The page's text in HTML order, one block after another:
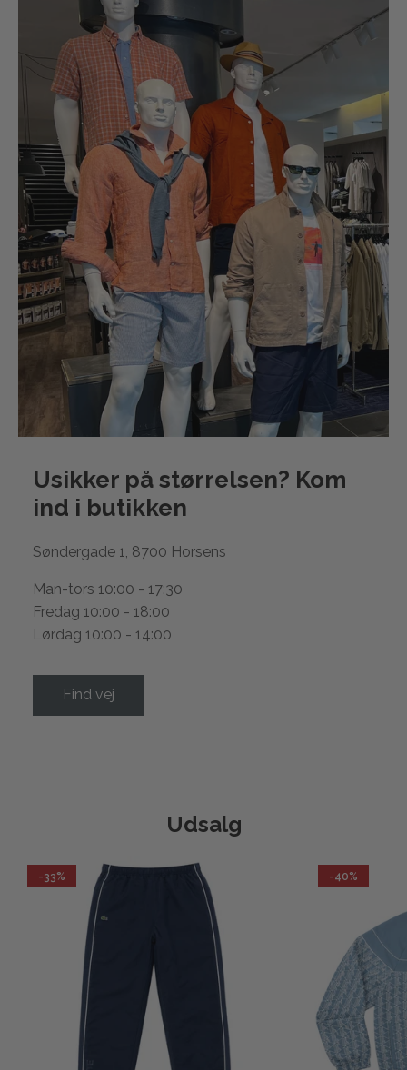
Usikker på størrelsen? Kom
ind i butikken
Søndergade 1, 8700 Horsens
Man-tors 10:00 - 17:30
Fredag 10:00 - 18:00
Lørdag 10:00 - 14:00
Find vej
Udsalg
-33% -40%